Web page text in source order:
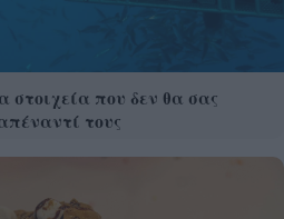
στοιχεία που δεν θα σας
τους